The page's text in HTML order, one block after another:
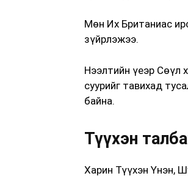
Мөн Их Британиас
зүйрлэжээ.
Нээлтийн үеэр Сөүл
суурийг тавихад
байна.
Түүхэн
Харин Түүхэн Үнэн,